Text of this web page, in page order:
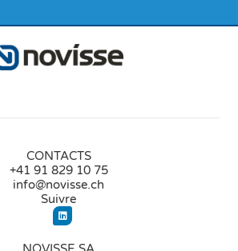
CONTACTS
+41 91 829 10 75
info@novisse.ch
Suivre